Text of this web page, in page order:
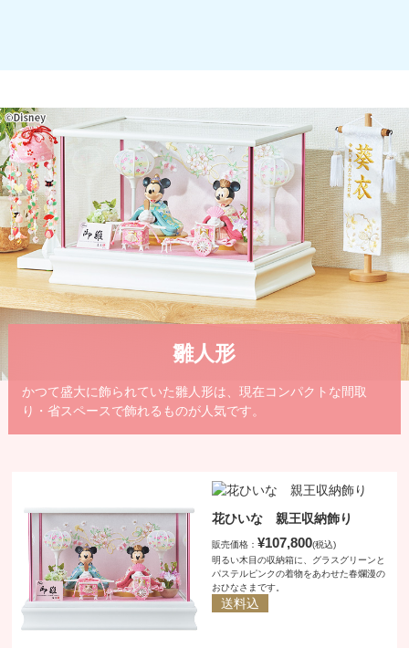
雛人形
かつて盛大に飾られていた雛人形は、現在コンパクトな間取
り・省スペースで飾れるものが人気です。
花ひいな 親王収納飾り
販売価格：¥107,800(税込)
明るい木目の収納箱に、グラスグリーンと
パステルピンクの着物をあわせた春爛漫の
おひなさまです。
送料込